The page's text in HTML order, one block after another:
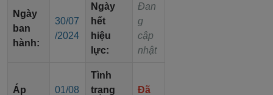
Ngày
ban
hành:
30/07
/2024
Ngày
hết
hiệu
lực:
Đan
g
cập
nhật
Áp
01/08
Tình
trạng
Đã